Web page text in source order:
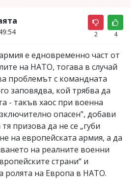
2 4
е едновременно част от
на НАТО, тогава в случай
проблемът с командната
заповядва, кой трябва да
- такъв хаос при военна
опасен", добави
призова да не се „губи
на европейската армия, а да
на реалните военни
страни“ и
ролята на Европа в НАТО.